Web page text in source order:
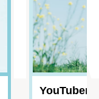
YouTuber